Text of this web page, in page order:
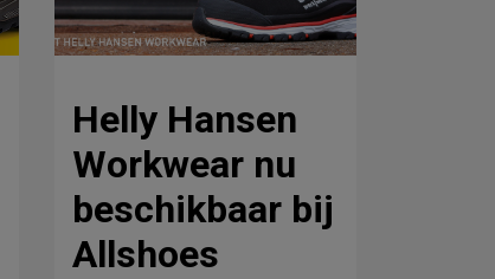
Helly Hansen
Workwear nu
beschikbaar bij
Allshoes